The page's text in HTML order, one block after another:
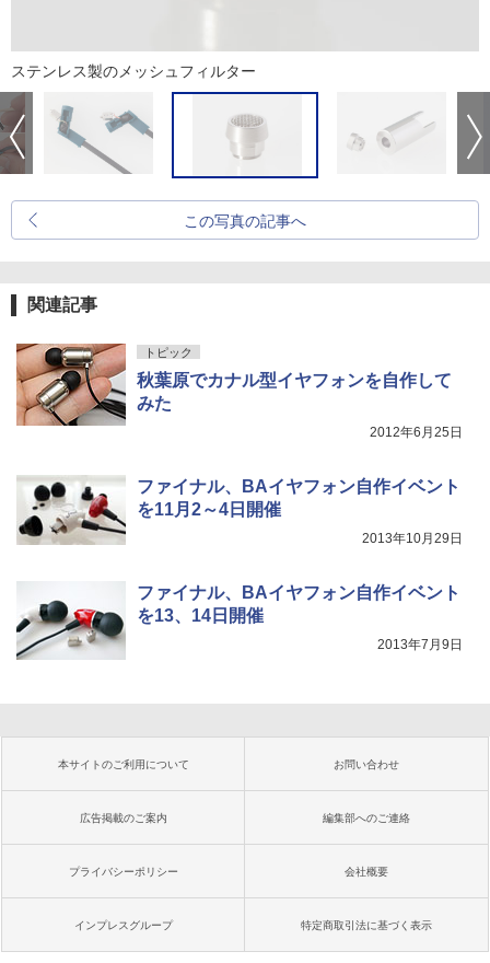
ステンレス製のメッシュフィルター
この写真の記事へ
関連記事
トピック
秋葉原でカナル型イヤフォンを自作して
みた
2012年6月25日
ファイナル、BAイヤフォン自作イベント
を11月2～4日開催
2013年10月29日
ファイナル、BAイヤフォン自作イベント
を13、14日開催
2013年7月9日
本サイトのご利用について お問い合わせ
広告掲載のご案内 編集部へのご連絡
プライバシーポリシー 会社概要
インプレスグループ 特定商取引法に基づく表示